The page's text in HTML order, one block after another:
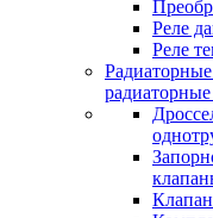
Реле
Реле